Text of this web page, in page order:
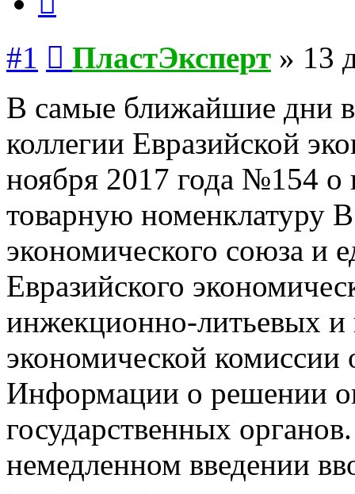
#1 ПластЭксперт » 13
В самые ближайшие дни
коллегии Евразийской
ноября 2017 года №154 о
товарную номенклатуру
экономического союза и
Евразийского
инжекционно-литьевых и
экономической
Информации о решении
государственных
немедленном введении